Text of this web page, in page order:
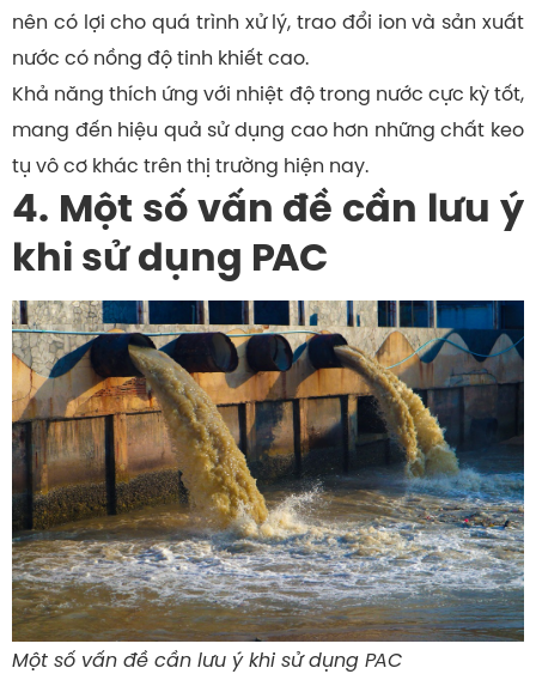
nên có lợi cho quá trình xử lý, trao đổi ion và sản xuất
nước có nồng độ tinh khiết cao.
Khả năng thích ứng với nhiệt độ trong nước cực kỳ tốt,
mang đến hiệu quả sử dụng cao hơn những chất keo
tụ vô cơ khác trên thị trường hiện nay.
4. Một số vấn đề cần lưu ý
khi sử dụng PAC
Một số vấn đề cần lưu ý khi sử dụng PAC